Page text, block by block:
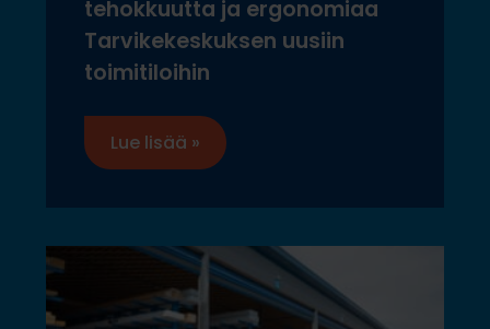
tehokkuutta ja ergonomiaa
Tarvikekeskuksen uusiin
toimitiloihin
Lue lisää »